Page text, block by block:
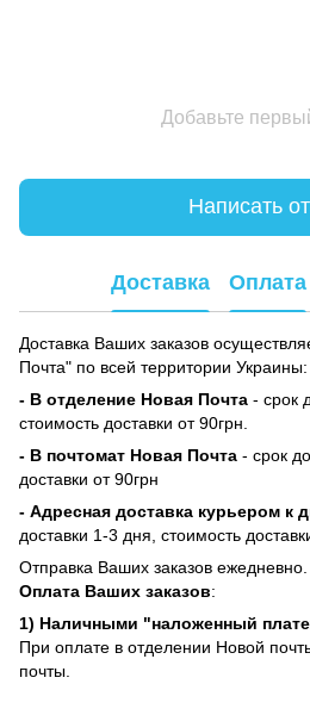
Добавьте
Написать
Доставка Оплата
Доставка Ваших заказов
Почта" по всей территории Украины:
- В отделение Новая Почта - срок
стоимость доставки от 90грн.
- В почтомат Новая Почта - срок
доставки от 90грн
- Адресная доставка курьером к
доставки 1-3 дня, стоимость
Отправка Ваших заказов ежедневно.
Оплата Ваших заказов:
1) Наличными "наложенный
При оплате в отделении Новой
почты.